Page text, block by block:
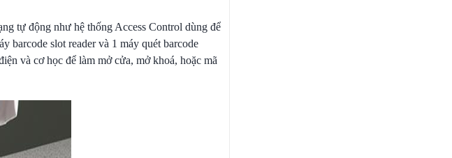
tự động như hệ thống Access Control dùng để
barcode slot reader và 1 máy quét barcode
và cơ học để làm mở cửa, mở khoá, hoặc mã